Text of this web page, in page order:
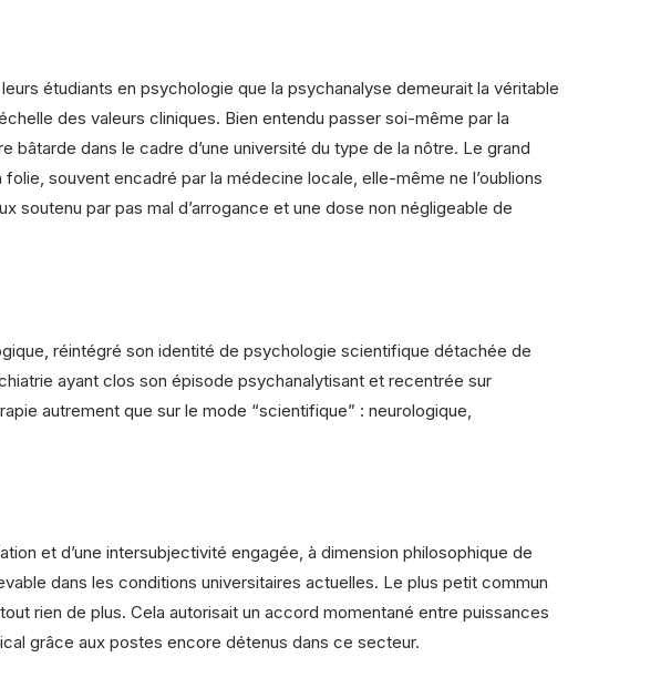
étudiants en psychologie que la psychanalyse demeurait la véritable
des valeurs cliniques. Bien entendu passer soi-même par la
bâtarde dans le cadre d’une université du type de la nôtre. Le grand
souvent encadré par la médecine locale, elle-même ne l’oublions
par pas mal d’arrogance et une dose non négligeable de
réintégré son identité de psychologie scientifique détachée de
ayant clos son épisode psychanalytisant et recentrée sur
autrement que sur le mode “scientifique” : neurologique,
et d’une intersubjectivité engagée, à dimension philosophique de
dans les conditions universitaires actuelles. Le plus petit commun
rien de plus. Cela autorisait un accord momentané entre puissances
grâce aux postes encore détenus dans ce secteur.